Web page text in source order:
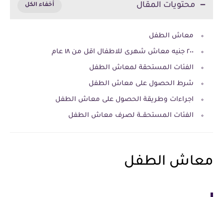
محتويات المقال
معاش الطفل
٢٠٠ جنيه معاش شهرى للاطفال اقل من ١٨ عام
الفئات المستحقة لمعاش الطفل
شرط الحصول على معاش الطفل
اجراءات وطريقة الحصول على معاش الطفل
الفئات المستحقــة لصرف معاش الطفل
معاش الطفل